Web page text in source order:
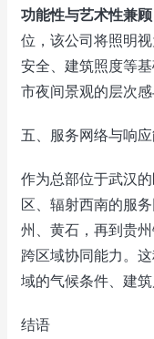
功能性与艺术性兼顾
位，该公司将照明
安全、建筑照度等
市夜间景观的层次感
五、服务网络与响应
作为总部位于武汉的
区、辐射西南的服
州、黄石，再到贵
跨区域协同能力。
域的气候条件、建筑
结语